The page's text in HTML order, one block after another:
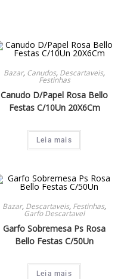
Bazar, Canudos, Descartaveis,
Festinhas
Canudo D/Papel Rosa Bello
Festas C/10Un 20X6Cm
Leia mais
Bazar, Descartaveis, Festinhas,
Garfo Descartavel
Garfo Sobremesa Ps Rosa
Bello Festas C/50Un
Leia mais